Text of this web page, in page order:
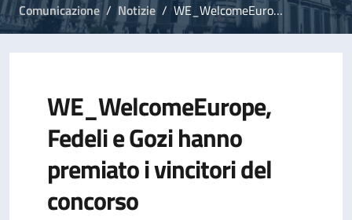
Comunicazione Notizie WE_WelcomeEurope, Fedeli e Gozi hanno premiato i vincitori del concorso
WE_WelcomeEurope,
Fedeli e Gozi hanno
premiato i vincitori del
concorso